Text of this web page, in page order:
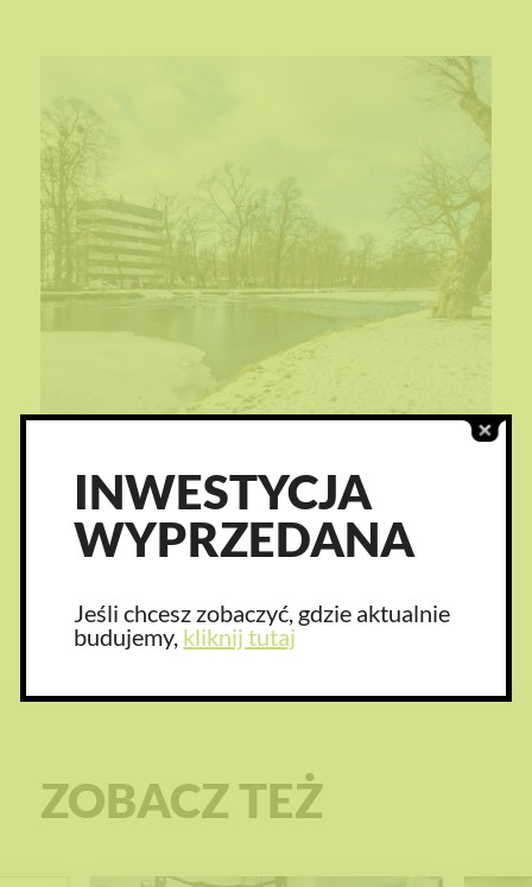
ZOBACZ TEŻ
INWESTYCJA
WYPRZEDANA
Jeśli chcesz zobaczyć, gdzie aktualnie
budujemy, kliknij tutaj